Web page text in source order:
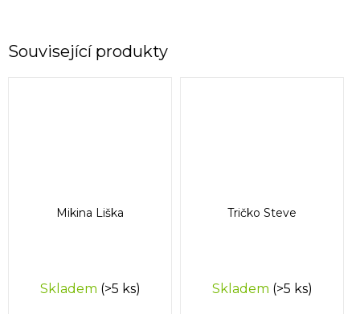
Související produkty
Mikina Liška
Skladem (>5 ks)
Tričko Steve
Skladem (>5 ks)